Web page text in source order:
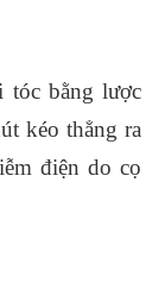
tóc bằng lược
kéo thẳng ra
điện do cọ